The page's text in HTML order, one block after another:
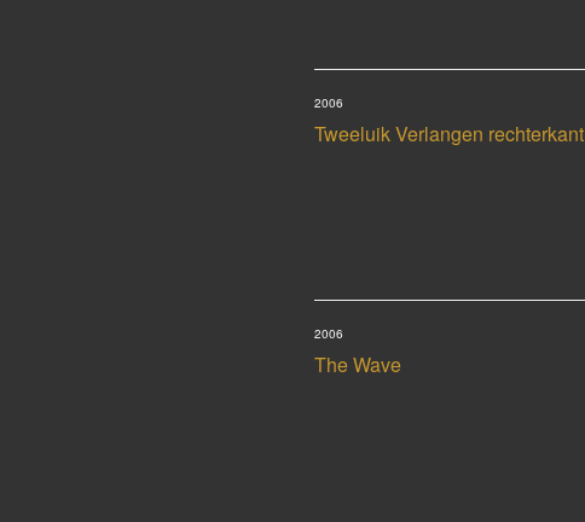
Tweeluik Verlangen rechterkant
2006
The Wave
2006